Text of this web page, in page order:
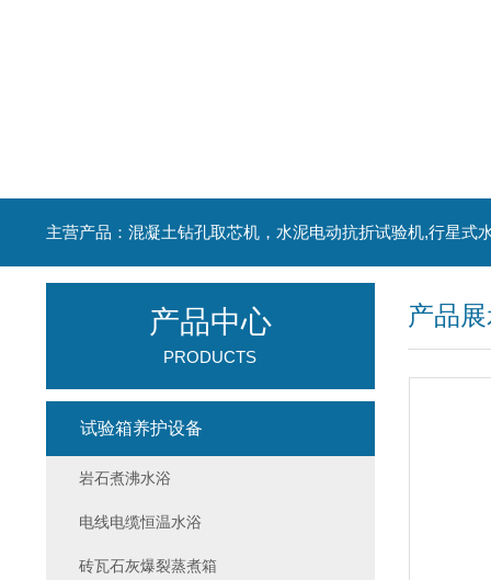
产品
产品中心
PRODUCTS
试验箱养护设备
岩石煮沸水浴
电线电缆恒温水浴
砖瓦石灰爆裂蒸煮箱